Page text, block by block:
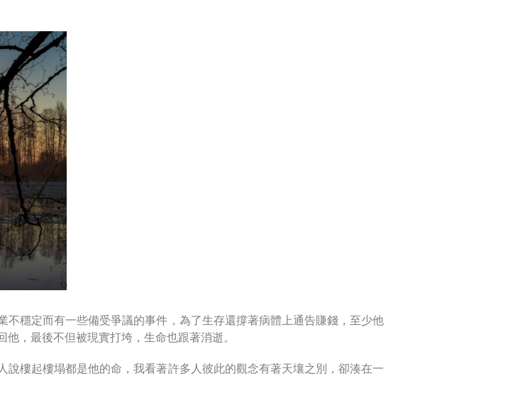
穩定而有一些備受爭議的事件，為了生存還撐著病體上通告賺錢，至少他
，最後不但被現實打垮，生命也跟著消逝。
樓起樓塌都是他的命，我看著許多人彼此的觀念有著天壤之別，卻湊在一